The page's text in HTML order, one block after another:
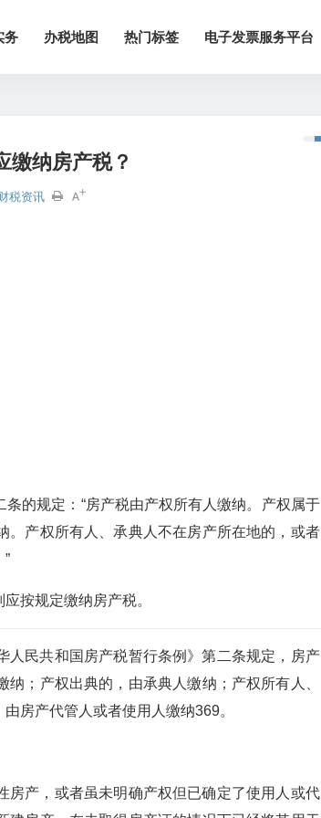
务 办税地图 热门标签 电子发票服务平台
缴纳房产税？
税资讯
的规定：“房产税由产权所有人缴纳。产权属于
。产权所有人、承典人不在房产所在地的，或者
按规定缴纳房产税。
人民共和国房产税暂行条例》第二条规定，房产
；产权出典的，由承典人缴纳；产权所有人、
房产代管人或者使用人缴纳369。
房产，或者虽未明确产权但已确定了使用人或代